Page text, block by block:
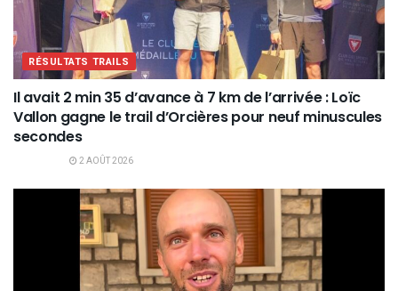
RÉSULTATS TRAILS
Il avait 2 min 35 d’avance à 7 km de l’arrivée : Loïc
Vallon gagne le trail d’Orcières pour neuf minuscules
secondes
2 AOÛT 2026